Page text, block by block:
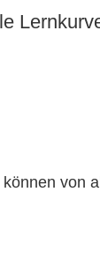
von